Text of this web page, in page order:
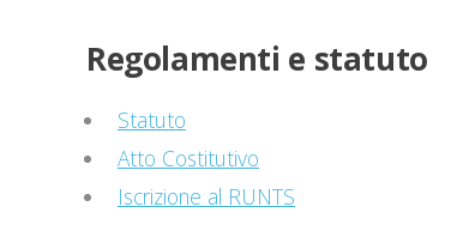
Regolamenti e statuto
Statuto
Atto Costitutivo
Iscrizione al RUNTS